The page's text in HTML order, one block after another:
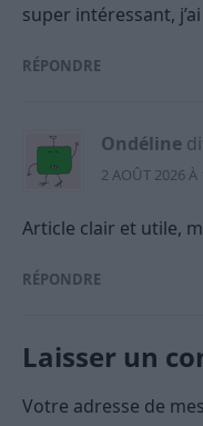
super intéressant,
RÉPONDRE
Ondéline
2 AOÛT 2026 À
Article clair et utile,
RÉPONDRE
Laisser un
Votre adresse de